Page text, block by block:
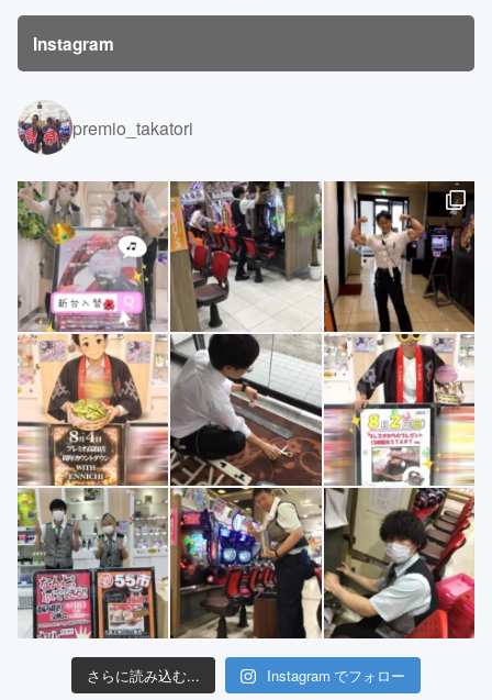
Instagram
premio_takatori
さらに読み込む... Instagram でフォロー